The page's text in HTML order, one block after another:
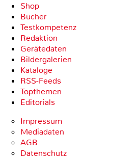
Shop
Bücher
Testkompetenz
Redaktion
Gerätedaten
Bildergalerien
Kataloge
RSS-Feeds
Topthemen
Editorials
Impressum
Mediadaten
AGB
Datenschutz